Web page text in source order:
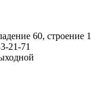
60, строение 1
21-71